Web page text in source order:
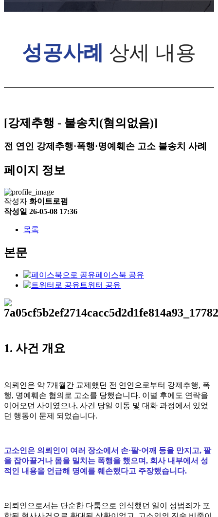
성공사례 상세 내용
[강제추행 - 불송치(혐의없음)]
전 연인 강제추행·폭행·명예훼손 고소 불송치 사례
페이지 정보
작성자 화이트로펌
작성일 26-05-08 17:36
목록
본문
페이스북 공유
트위터 공유
1. 사건 개요
의뢰인은 약 7개월간 교제했던 전 연인으로부터 강제추행, 폭
행, 명예훼손 혐의로 고소를 당했습니다. 이별 후에도 연락을
이어오던 사이였으나, 사건 당일 이동 및 대화 과정에서 있었
던 행동이 문제 되었습니다.
고소인은 의뢰인이 여러 장소에서 손·팔·어깨 등을 만지고, 팔
을 잡아끌거나 몸을 밀치는 폭행을 했으며, 회사 내부에서 성
적인 내용을 언급해 명예를 훼손했다고 주장했습니다.
의뢰인으로서는 단순한 다툼으로 인식했던 일이 성범죄가 포